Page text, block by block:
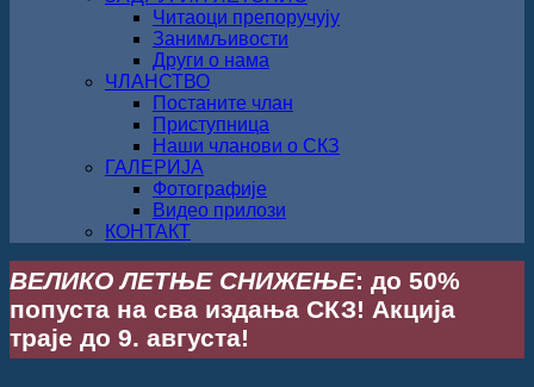
Читаоци препоручују
Занимљивости
Други о нама
ЧЛАНСТВО
Постаните члан
Приступница
Наши чланови о СКЗ
ГАЛЕРИЈА
Фотографије
Видео прилози
КОНТАКТ
ВЕЛИКО ЛЕТЊЕ СНИЖЕЊЕ: до 50%
попуста на сва издања СКЗ! Акција
траје до 9. августа!